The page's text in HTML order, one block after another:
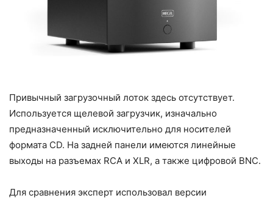
Привычный загрузочный лоток здесь отсутствует.
Используется щелевой загрузчик, изначально
предназначенный исключительно для носителей
формата CD. На задней панели имеются линейные
выходы на разъемах RCA и XLR, а также цифровой BNC.
Для сравнения эксперт использовал версии